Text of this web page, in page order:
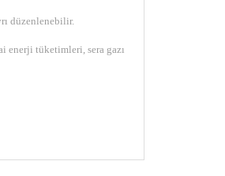
düzenlenebilir.
enerji tüketimleri, sera gazı